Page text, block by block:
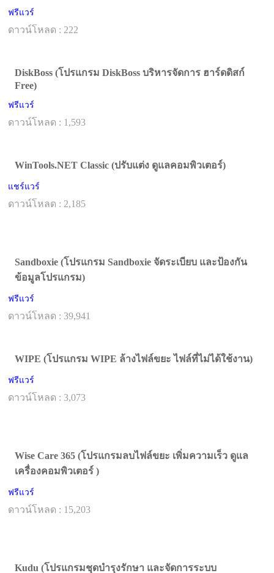
ฟรีแวร์
ดาวน์โหลด : 222
DiskBoss (โปรแกรม DiskBoss บริหารจัดการ ฮาร์ดดิสก์
Free)
ฟรีแวร์
ดาวน์โหลด : 1,593
WinTools.NET Classic (ปรับแต่ง ดูแลคอมพิวเตอร์)
แชร์แวร์
ดาวน์โหลด : 2,185
Sandboxie (โปรแกรม Sandboxie จัดระเบียบ และป้องกัน
ข้อมูลโปรแกรม)
ฟรีแวร์
ดาวน์โหลด : 39,941
WIPE (โปรแกรม WIPE ล้างไฟล์ขยะ ไฟล์ที่ไม่ได้ใช้งาน)
ฟรีแวร์
ดาวน์โหลด : 3,073
Wise Care 365 (โปรแกรมลบไฟล์ขยะ เพิ่มความเร็ว ดูแล
เครื่องคอมพิวเตอร์ )
ฟรีแวร์
ดาวน์โหลด : 15,203
Kudu (โปรแกรมชุดบำรุงรักษา และจัดการระบบ